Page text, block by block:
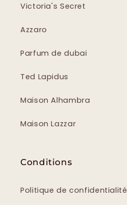
Victoria's Secret
Azzaro
Parfum de dubai
Ted Lapidus
Maison Alhambra
Maison Lazzar
Conditions
Politique de confidentialité